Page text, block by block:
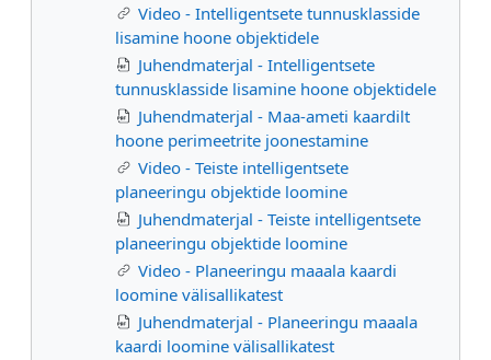
Video - Intelligentsete tunnusklasside
lisamine hoone objektidele
Juhendmaterjal - Intelligentsete
tunnusklasside lisamine hoone objektidele
Juhendmaterjal - Maa-ameti kaardilt
hoone perimeetrite joonestamine
Video - Teiste intelligentsete
planeeringu objektide loomine
Juhendmaterjal - Teiste intelligentsete
planeeringu objektide loomine
Video - Planeeringu maaala kaardi
loomine välisallikatest
Juhendmaterjal - Planeeringu maaala
kaardi loomine välisallikatest